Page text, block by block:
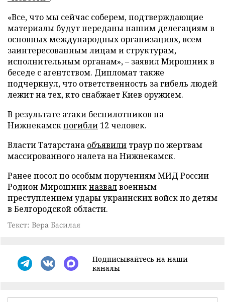
«Все, что мы сейчас соберем, подтверждающие
материалы будут переданы нашим делегациям в
основных международных организациях, всем
заинтересованным лицам и структурам,
исполнительным органам», – заявил Мирошник в
беседе с агентством. Дипломат также
подчеркнул, что ответственность за гибель людей
лежит на тех, кто снабжает Киев оружием.
В результате атаки беспилотников на
Нижнекамскпогибли 12 человек.
Власти Татарстана объявили траур по жертвам
массированного налета на Нижнекамск.
Ранее посол по особым поручениям МИД России
Родион Мирошникназвалвоенным
преступлением удары украинских войск по детям
в Белгородской области.
Текст: Вера Басилая
Подписывайтесь на наши
каналы